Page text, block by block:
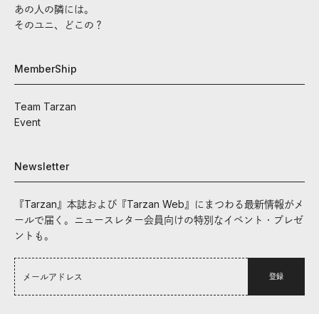
あの人の隣には。
そのユニ、どこの？
MemberShip
Team Tarzan
Event
Newsletter
『Tarzan』本誌および『Tarzan Web』にまつわる最新情報がメ
ールで届く。ニュースレター会員向けの特別なイベント・プレゼ
ントも。
登録